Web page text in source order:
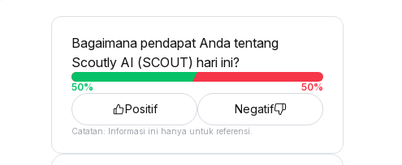
Bagaimana pendapat Anda tentang
Scoutly AI (SCOUT) hari ini?
50% 50%
Positif Negatif
Catatan: Informasi ini hanya untuk referensi.